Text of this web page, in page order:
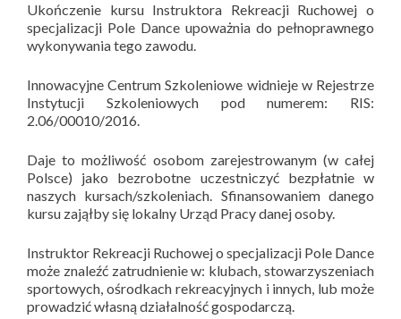
Ukończenie kursu Instruktora Rekreacji Ruchowej o
specjalizacji Pole Dance upoważnia do pełnoprawnego
wykonywania tego zawodu.
Innowacyjne Centrum Szkoleniowe widnieje w Rejestrze
Instytucji Szkoleniowych pod numerem: RIS:
2.06/00010/2016.
Daje to możliwość osobom zarejestrowanym (w całej
Polsce) jako bezrobotne uczestniczyć bezpłatnie w
naszych kursach/szkoleniach. Sfinansowaniem danego
kursu zająłby się lokalny Urząd Pracy danej osoby.
Instruktor Rekreacji Ruchowej o specjalizacji Pole Dance
może znaleźć zatrudnienie w: klubach, stowarzyszeniach
sportowych, ośrodkach rekreacyjnych i innych, lub może
prowadzić własną działalność gospodarczą.